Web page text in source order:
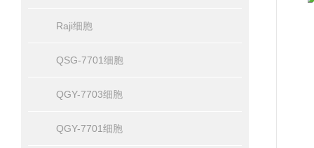
Raji细胞
QSG-7701细胞
QGY-7703细胞
QGY-7701细胞